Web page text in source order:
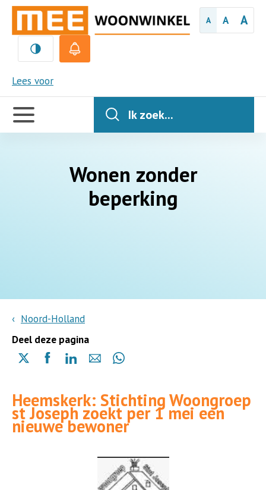
A A A
Lees voor
MEE
Handige
links
Ik zoek...
Wonen zonder
beperking
Noord-Holland
Deel deze pagina
Delen
(opent
in
een
nieuwe
Delen
(opent
in
een
nieuwe
Delen
(opent
in
een
nieuwe
Delen
mail
Delen
(opent
in
een
pagina)
Heemskerk: Stichting Woongroep
st Joseph zoekt per 1 mei een
nieuwe bewoner